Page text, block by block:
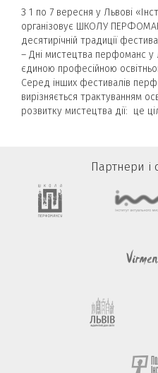
З 1 по 7 вересня у Львові
організовує ШКОЛУ
десятирічній традиції
– Дні мистецтва перфоманс у
єдиною професійною
Серед інших фестивалів
вирізняється трактуванням
розвитку мистецтва дії: це
Партнери і